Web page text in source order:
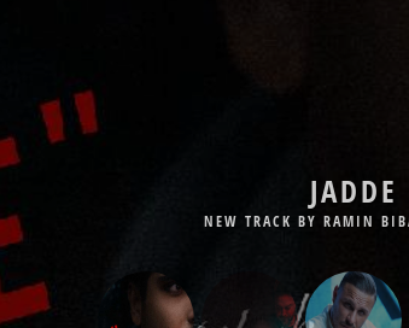
JADDE
NEW TRACK BY RAMIN
DELE MAN
NEW TRACK BY BABAK